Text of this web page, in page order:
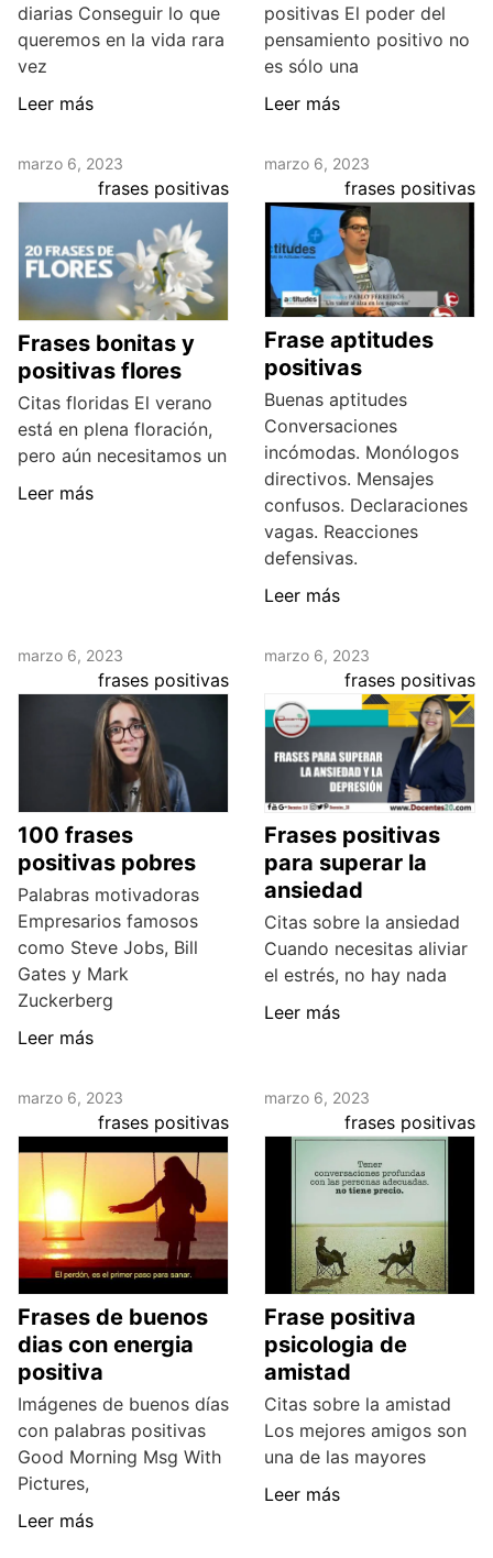
diarias Conseguir lo que
queremos en la vida rara
vez
Leer más
positivas El poder del
pensamiento positivo no
es sólo una
Leer más
marzo 6, 2023
frases positivas
Frases bonitas y
positivas flores
Citas floridas El verano
está en plena floración,
pero aún necesitamos un
Leer más
marzo 6, 2023
frases positivas
Frase aptitudes
positivas
Buenas aptitudes
Conversaciones
incómodas. Monólogos
directivos. Mensajes
confusos. Declaraciones
vagas. Reacciones
defensivas.
Leer más
marzo 6, 2023
frases positivas
100 frases
positivas pobres
Palabras motivadoras
Empresarios famosos
como Steve Jobs, Bill
Gates y Mark
Zuckerberg
Leer más
marzo 6, 2023
frases positivas
Frases positivas
para superar la
ansiedad
Citas sobre la ansiedad
Cuando necesitas aliviar
el estrés, no hay nada
Leer más
marzo 6, 2023
frases positivas
Frases de buenos
dias con energia
positiva
Imágenes de buenos días
con palabras positivas
Good Morning Msg With
Pictures,
Leer más
marzo 6, 2023
frases positivas
Frase positiva
psicologia de
amistad
Citas sobre la amistad
Los mejores amigos son
una de las mayores
Leer más